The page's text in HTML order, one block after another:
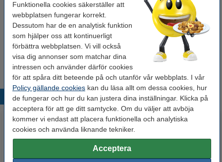
Funktionella cookies säkerställer att
webbplatsen fungerar korrekt.
Dessutom har de en analytisk funktion
som hjälper oss att kontinuerligt
förbättra webbplatsen. Vi vill också
visa dig annonser som matchar dina
intressen och använder därför cookies
för att spåra ditt beteende på och utanför vår webbplats. I vår
Policy gällande cookies kan du läsa allt om dessa cookies, hur
de fungerar och hur du kan justera dina inställningar. Klicka på
acceptera för att ge ditt samtycke. Om du väljer att avböja
kommer vi endast att placera funktionella och analytiska
cookies och använda liknande tekniker.
Acceptera
Hålat 500 ark
Kopieringspapper A4 80g HÅLAT | Zoom | 500
ark
85 kr
Populära produkter